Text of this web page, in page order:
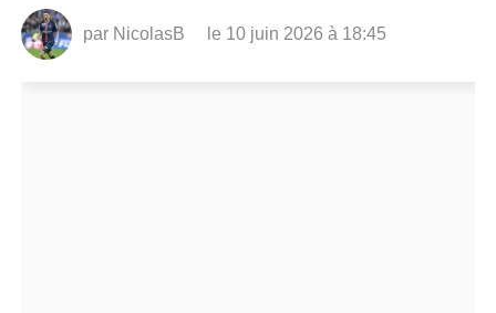
par NicolasB le 10 juin 2026 à 18:45